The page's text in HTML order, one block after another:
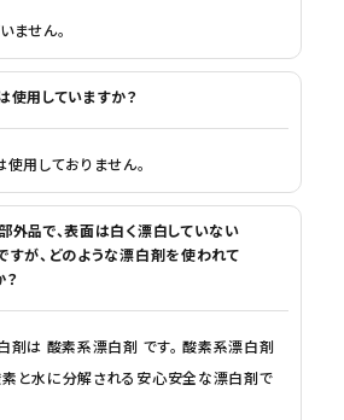
ません。
使用していますか？
用しておりません。
外品で、表面は白く漂白していない
すが、どのような漂白剤を使われて
剤は 酸素系漂白剤 です。 酸素系漂白剤
と水に分解される安心安全な漂白剤で